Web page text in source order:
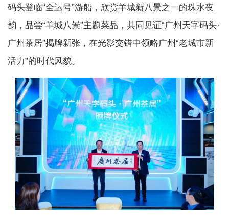
码头登临“全运号”游船，欣赏羊城新八景之一的珠水夜
韵，品尝“羊城八景”主题菜品，共同见证“广州天字码头·
广州茶居”揭牌新张，在光影交错中领略广州“老城市新
活力”的时代风貌。